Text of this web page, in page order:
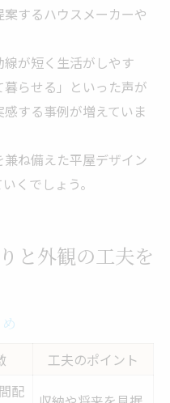
するハウスメーカーや
が短く生活がしやす
らせる」といった声が
する事例が増えていま
ね備えた平屋デザイン
くでしょう。
と外観の工夫を
工夫のポイント
配